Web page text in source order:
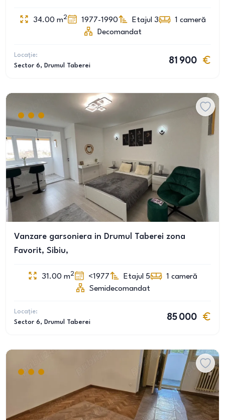
34.00 m2 1977-1990 Etajul 3 1 cameră
Decomandat
Locație:
Sector 6, Drumul Taberei
81 900
Vanzare garsoniera in Drumul Taberei zona
Favorit, Sibiu,
31.00 m2 <1977 Etajul 5 1 cameră
Semidecomandat
Locație:
Sector 6, Drumul Taberei
85 000